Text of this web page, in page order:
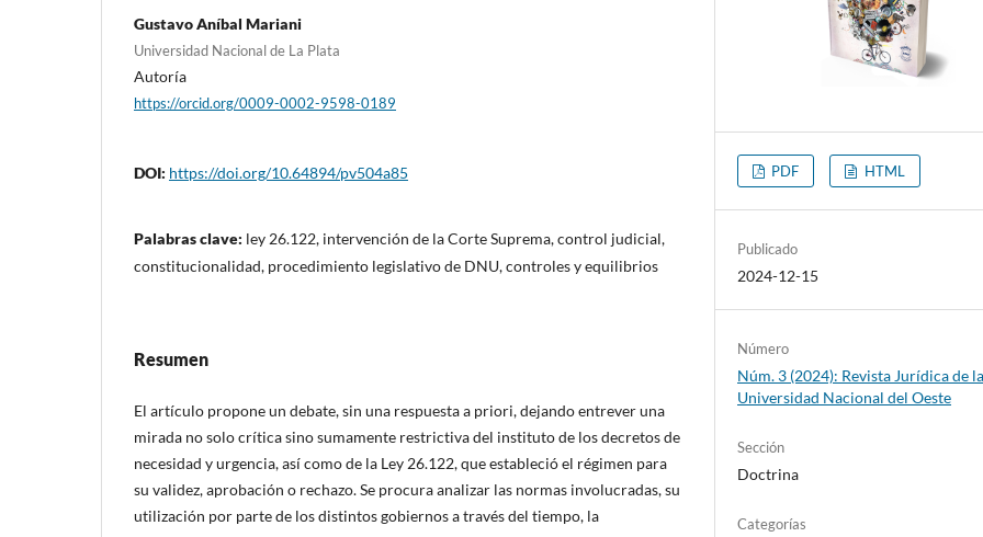
Gustavo Aníbal Mariani
Universidad Nacional de La Plata
Autoría
https://orcid.org/0009-0002-9598-0189
DOI: https://doi.org/10.64894/pv504a85
Palabras clave: ley 26.122, intervención de la Corte Suprema, control judicial,
constitucionalidad, procedimiento legislativo de DNU, controles y equilibrios
Resumen
El artículo propone un debate, sin una respuesta a priori, dejando entrever una
mirada no solo crítica sino sumamente restrictiva del instituto de los decretos de
necesidad y urgencia, así como de la Ley 26.122, que estableció el régimen para
su validez, aprobación o rechazo. Se procura analizar las normas involucradas, su
utilización por parte de los distintos gobiernos a través del tiempo, la
PDF HTML
Publicado
2024-12-15
Número
Núm. 3 (2024): Revista Jurídica de
Universidad Nacional del Oeste
Sección
Doctrina
Categorías